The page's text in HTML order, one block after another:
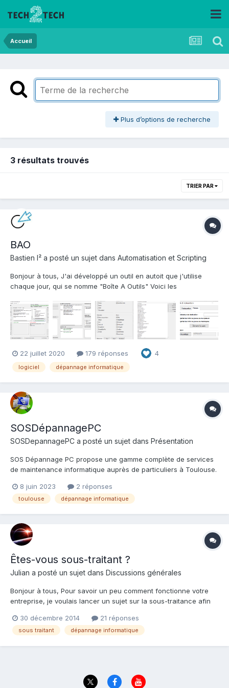
Accueil
Plus d’options de recherche
3 résultats trouvés
TRIER PAR
BAO
Bastien I² a posté un sujet dans Automatisation et Scripting
Bonjour à tous, J'ai développé un outil en autoit que j'utilise
chaque jour, qui se nomme "Boîte A Outils" Voici les
distant Installation de logiciels automatisée Téléchargement...
22 juillet 2020 179 réponses 4
logiciel dépannage informatique
SOSDépannagePC
SOSDepannagePC a posté un sujet dans Présentation
SOS Dépannage PC propose une gamme complète de services
de maintenance informatique auprès de particuliers à Toulouse.
maintenance préventive et de la réparation, à l'installation et à
la configuration de matériel et de logiciels. Nous pouvons inte...
8 juin 2023 2 réponses
toulouse dépannage informatique
Êtes-vous sous-traitant ?
Julian a posté un sujet dans Discussions générales
Bonjour à tous, Pour savoir un peu comment fonctionne votre
entreprise, je voulais lancer un sujet sur la sous-traitance afin
sous traitance depuis 2008, j'ai commencé avec pc pour les
nuls mais ça n'a pas duré longtemps et depuis j'...
30 décembre 2014 21 réponses
sous traitant dépannage informatique